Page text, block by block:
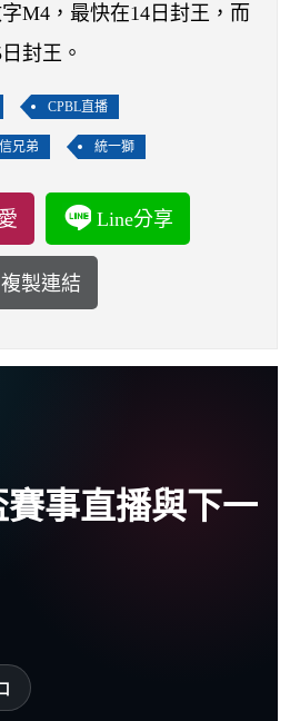
M4，最快在14日封王，而
封王。
CPBL直播
兄弟 統一獅
Line分享
複製連結
賽事直播與下一